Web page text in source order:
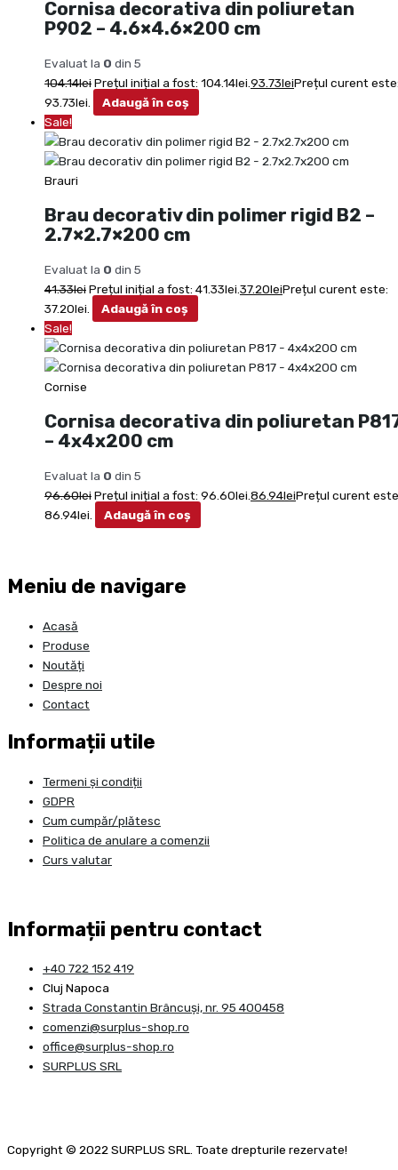
Cornisa decorativa din poliuretan
P902 – 4.6×4.6×200 cm
Evaluat la 0 din 5
104.14leiPrețul inițial a fost: 104.14lei. 93.73leiPrețul curent
93.73lei.
Adaugă în coș
Sale!
Brauri
Brau decorativ din polimer rigid B2 –
2.7×2.7×200 cm
Evaluat la 0 din 5
41.33leiPrețul inițial a fost: 41.33lei.37.20leiPrețul curent este:
37.20lei.
Adaugă în coș
Sale!
Cornise
Cornisa decorativa din poliuretan
– 4x4x200 cm
Evaluat la 0 din 5
96.60leiPrețul inițial a fost: 96.60lei.86.94leiPrețul curent
86.94lei.
Adaugă în coș
Meniu de navigare
Acasă
Produse
Noutăți
Despre noi
Contact
Informații utile
Termeni și condiții
GDPR
Cum cumpăr/plătesc
Politica de anulare a comenzii
Curs valutar
Informații pentru contact
+40 722 152 419
Cluj Napoca
Strada Constantin Brâncuşi, nr. 95 400458
comenzi@surplus-shop.ro
office@surplus-shop.ro
SURPLUS SRL
Copyright © 2022 SURPLUS SRL. Toate drepturile rezervate!